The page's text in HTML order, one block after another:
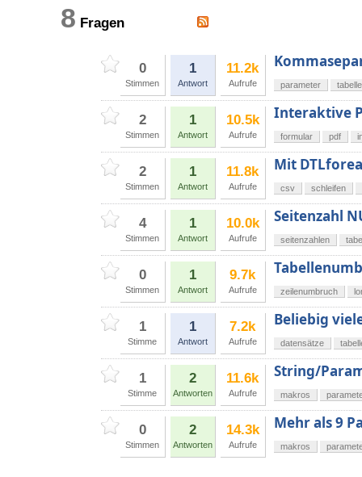
8 Fragen
0
Stimmen
1
Antwort
11.2k
Aufrufe parameter
2
Stimmen
1
Antwort
10.5k
Aufrufe
Interaktive
formular pdf
2
Stimmen
1
Antwort
11.8k
Aufrufe
Mit
csv schleifen
4
Stimmen
1
Antwort
10.0k
Aufrufe
Seitenzahl
seitenzahlen
0
Stimmen
1
Antwort
9.7k
Aufrufe zeilenumbruch
1
Stimme
1
Antwort
7.2k
Aufrufe
Beliebig
datensätze
1
Stimme
2
Antworten
11.6k
Aufrufe
String/
makros
0
Stimmen
2
Antworten
14.3k
Aufrufe
Mehr als 9
makros